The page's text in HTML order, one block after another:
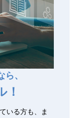
、
！
いる方も、ま